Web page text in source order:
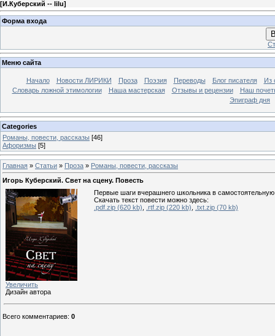
[И.Куберский -- lilu]
Форма входа
Меню сайта
Начало Новости ЛИРИКИ Проза Поэзия Переводы Блог писателя
Из
Словарь ложной этимологии
Наша мастерская Отзывы и рецензии
Наш
Эпиграф дня
Categories
Романы, повести, рассказы [46]
Афоризмы [5]
Главная » Статьи » Проза » Романы, повести, рассказы
Игорь Куберский. Свет на сцену. Повесть
Увеличить
Дизайн автора
Первые шаги вчерашнего школьника в
Скачать текст повести можно здесь:
.pdf.zip (620 kb)
.rtf.zip (220 kb) .txt.zip (70 kb)
Всего комментариев: 0